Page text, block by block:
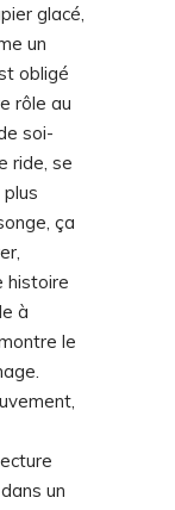
glacé,
un
obligé
rôle au
soi-
ride, se
ça
histoire
à
le
un